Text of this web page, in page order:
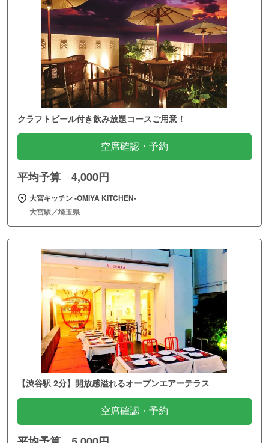
クラフトビール付き飲み放題コースご用意！
空席確認・予約
平均予算 4,000円
大宮キッチン ‐OMIYA KITCHEN‐
大宮駅／埼玉県
【渋谷駅 2分】開放感溢れるオープンエアーテラス
空席確認・予約